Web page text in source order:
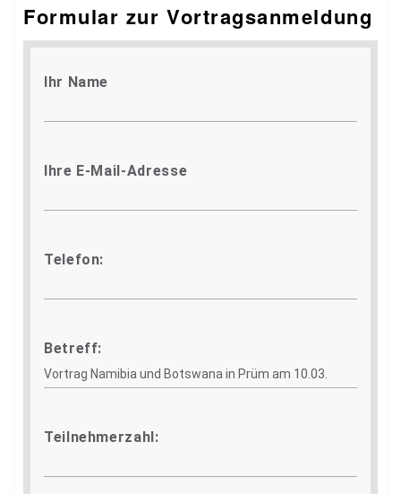
Formular zur Vortragsanmeldung
Ihr Name
Ihre E-Mail-Adresse
Telefon:
Betreff:
Teilnehmerzahl: